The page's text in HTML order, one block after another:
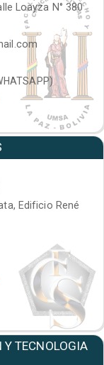
Loayza N° 380
Edificio René
Y TECNOLOGIA